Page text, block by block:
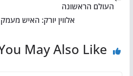
העולם הראשונה
אלווין יורק: האיש
May Also Like